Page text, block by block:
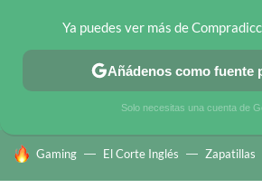
CHOLLOS TELEGRAM OFERTAS EN
HOY SE HABLA DE
Gaming El Corte Inglés Zapatillas
Ya puedes ver más de
Añádenos como fuente
Solo necesitas una cuenta de